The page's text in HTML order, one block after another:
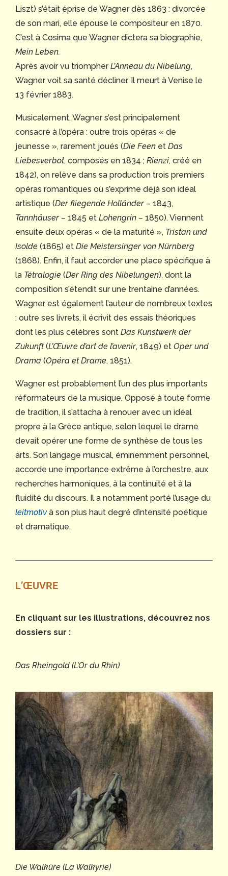
Liszt) s’était éprise de Wagner dès 1863 : divorcée
de son mari, elle épouse le compositeur en 1870.
C’est à Cosima que Wagner dictera sa biographie,
Mein Leben.
Après avoir vu triompherL’Anneau du Nibelung,
Wagner voit sa santé décliner. Il meurt à Venise le
13 février 1883.
Musicalement, Wagner s’est principalement
consacré à l’opéra : outre trois opéras « de
jeunesse », rarement joués (Die Feen et Das
Liebesverbot, composés en 1834 ; Rienzi, créé en
1842), on relève dans sa production trois premiers
opéras romantiques où s’exprime déjà son idéal
artistique (Der fliegende Holländer – 1843,
Tannhäuser – 1845 et Lohengrin – 1850). Viennent
ensuite deux opéras « de la maturité », Tristan und
Isolde (1865) et Die Meistersinger von Nürnberg
(1868). Enfin, il faut accorder une place spécifique à
la Tétralogie (Der Ring des Nibelungen), dont la
composition s’étendit sur une trentaine d’années.
Wagner est également l’auteur de nombreux textes
: outre ses livrets, il écrivit des essais théoriques
dont les plus célèbres sont Das Kunstwerk der
Zukunft(L’Œuvre d’art de l’avenir, 1849) et Oper und
Drama (Opéra et Drame, 1851).
Wagner est probablement l’un des plus importants
réformateurs de la musique. Opposé à toute forme
de tradition, il s’attacha à renouer avec un idéal
propre à la Grèce antique, selon lequel le drame
devait opérer une forme de synthèse de tous les
arts. Son langage musical, éminemment personnel,
accorde une importance extrême à l’orchestre, aux
recherches harmoniques, à la continuité et à la
fluidité du discours. Il a notamment porté l’usage du
leitmotiv à son plus haut degré d’intensité poétique
et dramatique.
L’ŒUVRE
En cliquant sur les illustrations, découvrez nos
dossiers sur :
Das Rheingold (L’Or du Rhin)
Die Walküre (La Walkyrie)